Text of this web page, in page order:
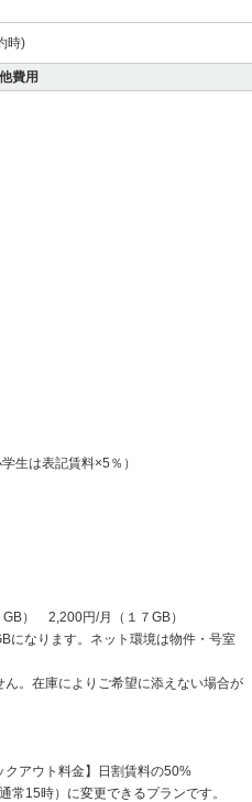
時)
費用
生は表記賃料×5％）
） 2,200円/月（１７GB）
になります。ネット環境は物件・号室
。在庫によりご希望に添えない場合が
クアウト料金】日割賃料の50%
15時）に変更できるプランです。